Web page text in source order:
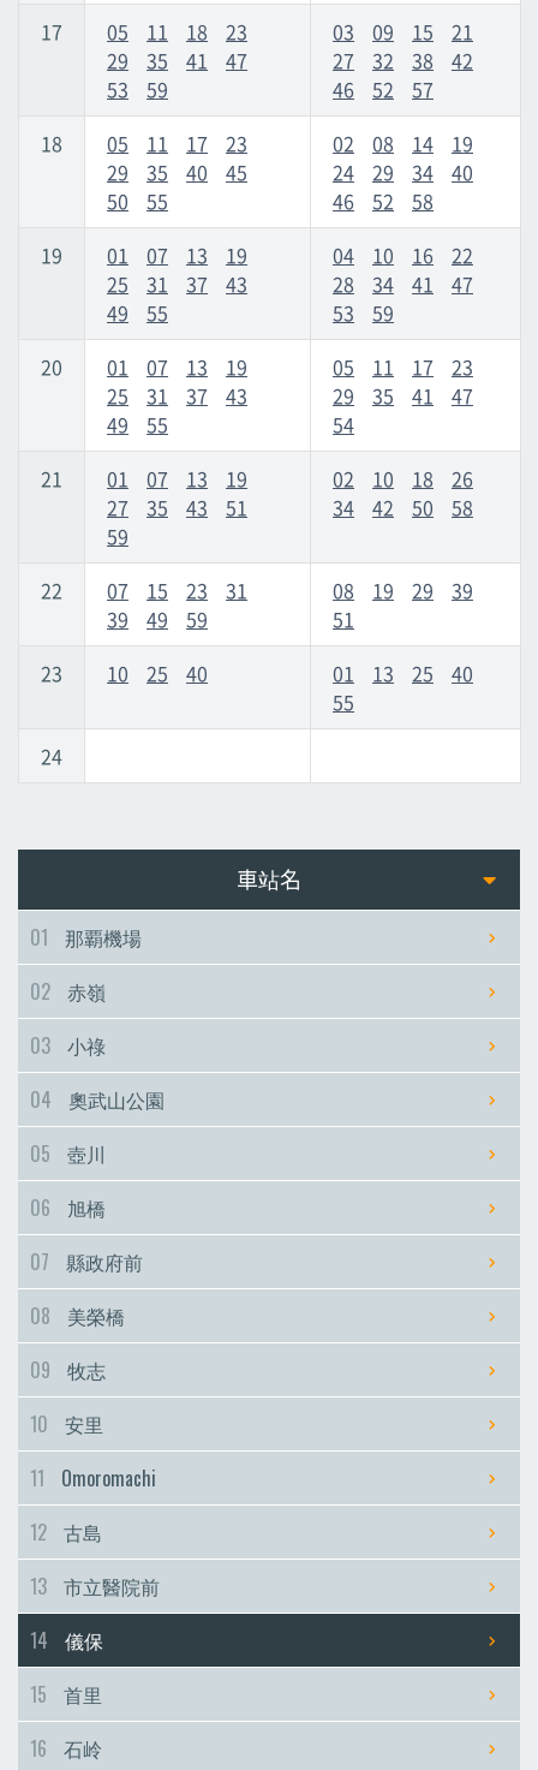
17 05 11 18
23
29
35 41
47
53
59
03 09 15
21
27
32 38
42
46
52
57
18
05 11 17
23
29
35 40
45
50
55
02 08 14
19
24
29 34
40
46
52
58
19
01 07 13
19
25
31 37
43
49
55
04 10 16
22
28
34 41
47
53
59
20
01 07 13
19
25
31 37
43
49
55
05 11 17
23
29
35 41
47
54
21
01 07 13
19
27
35 43
51
59
02 10 18
26
34
42 50 58
22 07 15 23
31
39
49 59
08 19 29
39
51
23
10 25 40 01 13 25
40
55
24
車站名
01
那覇機場
02 赤嶺
03 小祿
04
奧武山公園
05
壺川
06
旭橋
07
縣政府前
08
美榮橋
09
牧志
10
安里
11
Omoromachi
12 古島
13 市立醫院前
14
儀保
15
首里
16
石岭